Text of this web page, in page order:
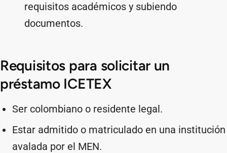
requisitos académicos y subiendo
documentos.
Requisitos para solicitar un
préstamo ICETEX
Ser colombiano o residente legal.
Estar admitido o matriculado en una institución
avalada por el MEN.